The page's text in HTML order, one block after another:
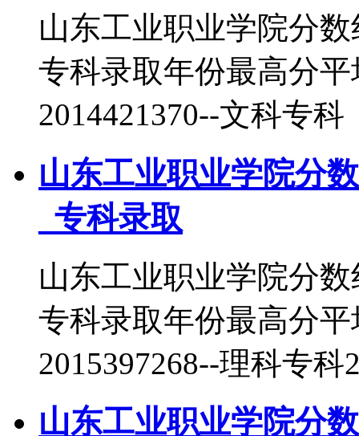
山东工业职业学院分
专科录取年份最高分
2014421370--文科专科
山东工业职业学院分
_专科录取
山东工业职业学院分
专科录取年份最高分
2015397268--理科专科
山东工业职业学院分